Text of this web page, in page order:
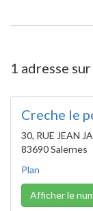
1 adresse
Creche le
30, RUE JEAN
83690 Salernes
Plan
Afficher le